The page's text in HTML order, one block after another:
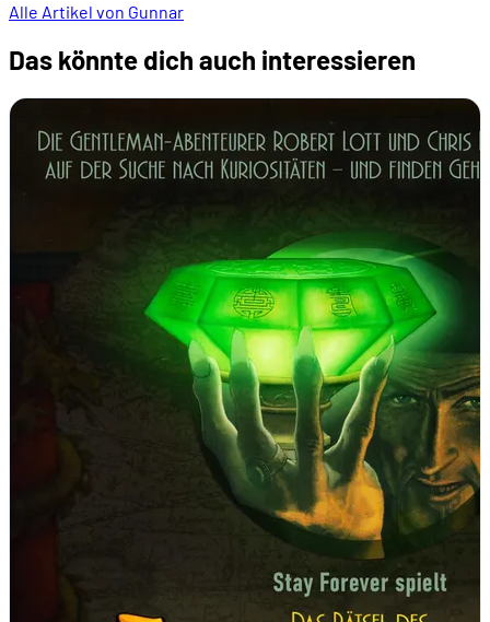
Alle Artikel von Gunnar
Das könnte dich auch interessieren